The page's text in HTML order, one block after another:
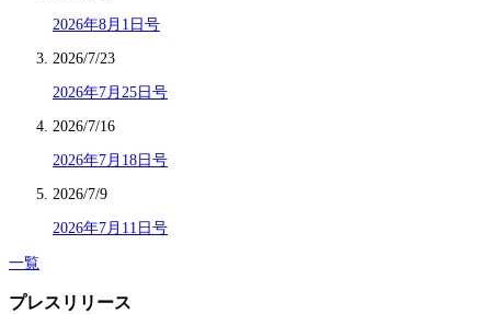
2026年8月1日号
2026/7/23
2026年7月25日号
2026/7/16
2026年7月18日号
2026/7/9
2026年7月11日号
一覧
プレスリリース